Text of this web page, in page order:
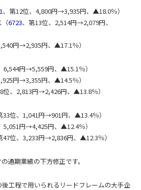
、第12位、4,800円→3,935円、▲18.0％）
（6723、第13位、2,514円→2,079円、
円→2,935円、▲17.1％）
6,544円→5,559円、▲15.1％）
円→3,355円、▲14.5％）
位、2,813円→2,426円、▲13.8％）
33位、1,041円→901円、▲13.4％）
5,051円→4,425円、▲12.4％）
47位、3,233円→2,836円、▲12.3％）
通期業績の下方修正です。
工程で用いられるリードフレームの大手企